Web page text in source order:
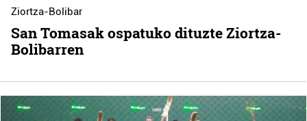
Ziortza-Bolibar
San Tomasak ospatuko dituzte Ziortza-
Bolibarren